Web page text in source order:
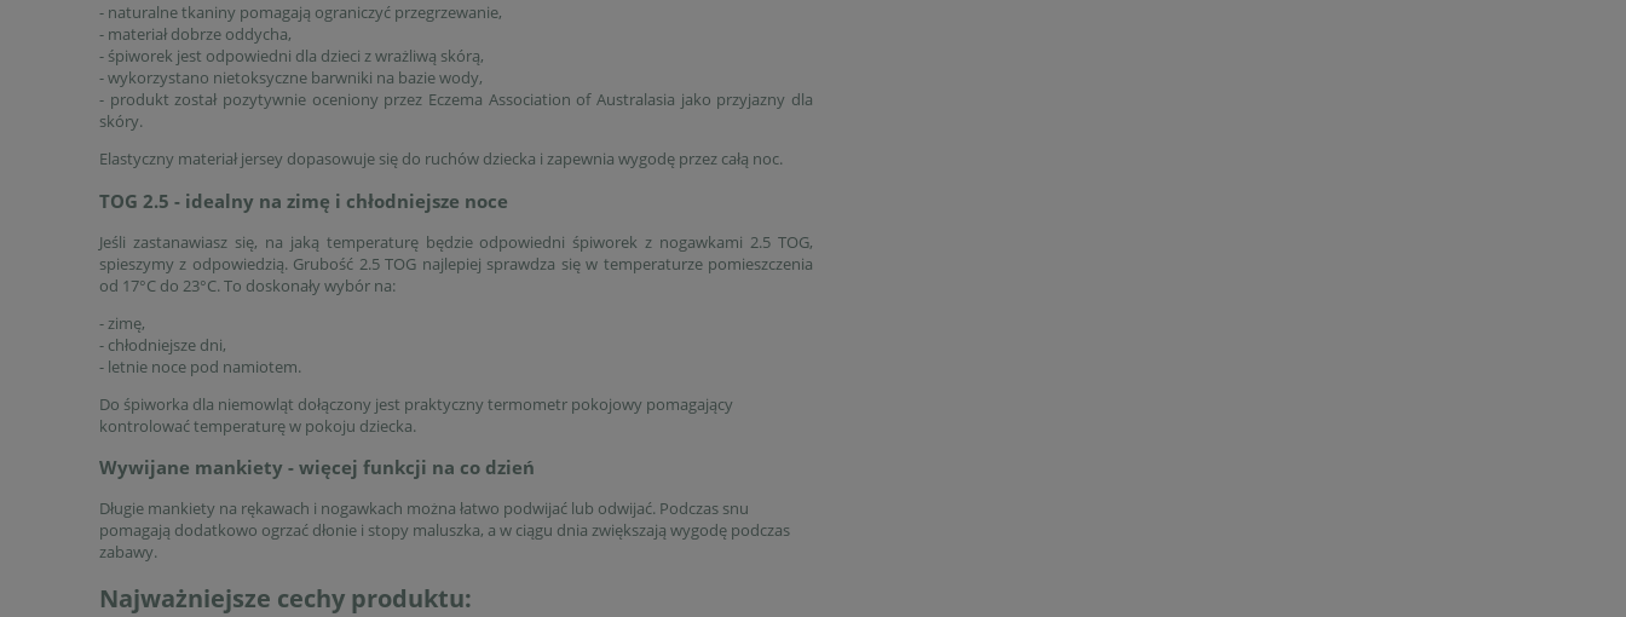
- naturalne tkaniny pomagają ograniczyć przegrzewanie,
- materiał dobrze oddycha,
- śpiworek jest odpowiedni dla dzieci z wrażliwą skórą,
- wykorzystano nietoksyczne barwniki na bazie wody,
- produkt został pozytywnie oceniony przez Eczema Association of Australasia jako przyjazny dla
skóry.
Elastyczny materiał jersey dopasowuje się do ruchów dziecka i zapewnia wygodę przez całą noc.
TOG 2.5 - idealny na zimę i chłodniejsze noce
Jeśli zastanawiasz się, na jaką temperaturę będzie odpowiedni śpiworek z nogawkami 2.5 TOG,
spieszymy z odpowiedzią. Grubość 2.5 TOG najlepiej sprawdza się w temperaturze pomieszczenia
od 17°C do 23°C. To doskonały wybór na:
- zimę,
- chłodniejsze dni,
- letnie noce pod namiotem.
Do śpiworka dla niemowląt dołączony jest praktyczny termometr pokojowy pomagający
kontrolować temperaturę w pokoju dziecka.
Wywijane mankiety - więcej funkcji na co dzień
Długie mankiety na rękawach i nogawkach można łatwo podwijać lub odwijać. Podczas snu
pomagają dodatkowo ogrzać dłonie i stopy maluszka, a w ciągu dnia zwiększają wygodę podczas
zabawy.
Najważniejsze cechy produktu: